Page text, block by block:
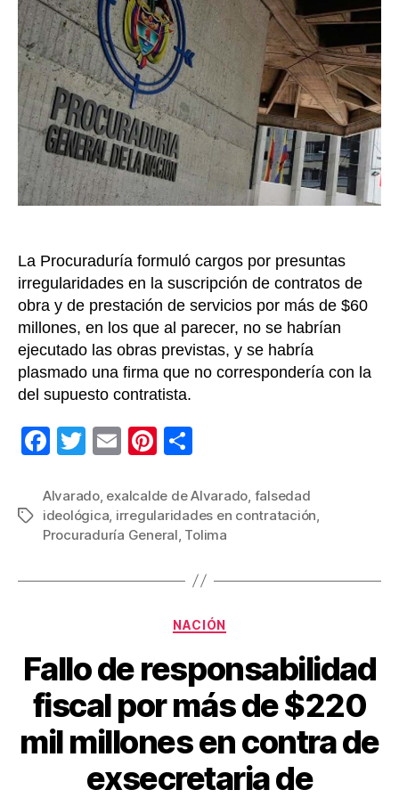
y
ocho
más
de
la
La Procuraduría formuló cargos por presuntas
irregularidades en la suscripción de contratos de
obra y de prestación de servicios por más de $60
millones, en los que al parecer, no se habrían
ejecutado las obras previstas, y se habría
plasmado una firma que no correspondería con la
del supuesto contratista.
F
c
e
o
T
tt
er
E
ail
Pi
er
e
m
p
tir
Etiquetas
Alvarado, exalcalde de Alvarado, falsedad
ideológica, irregularidades en contratación,
Procuraduría General, Tolima
Categorías
NACIÓN
Fallo de responsabilidad
fiscal por más de $220
mil millones en contra de
exsecretaria de